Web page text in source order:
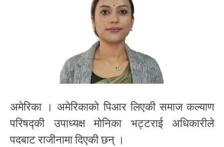
अमेरिका । अमेरिकाको पिआर लिएकी समाज कल्याण
परिषद्की उपाध्यक्ष मोनिका भट्टराई अधिकारीले
पदबाट राजीनामा दिएकी छन् ।